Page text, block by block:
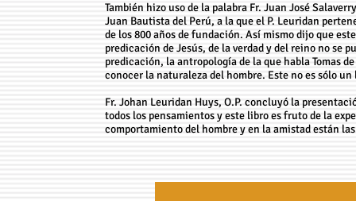
También hizo uso de la palabra Fr. Juan José
Juan Bautista del Perú, a la que el P. Leuridan
de los 800 años de fundación. Así mismo dijo que
predicación de Jesús, de la verdad y del reino no se
predicación, la antropología de la que habla Tomas
conocer la naturaleza del hombre. Este no es sólo
Fr. Johan Leuridan Huys, O.P. concluyó la
todos los pensamientos y este libro es fruto de la
comportamiento del hombre y en la amistad están